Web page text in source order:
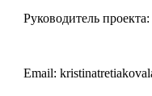
Руководитель
Email: